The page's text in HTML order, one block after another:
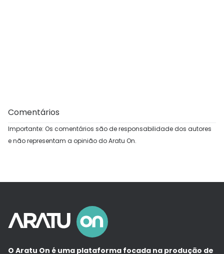
Comentários
Importante: Os comentários são de responsabilidade dos autores
e não representam a opinião do Aratu On.
O Aratu On é uma plataforma focada na produção de